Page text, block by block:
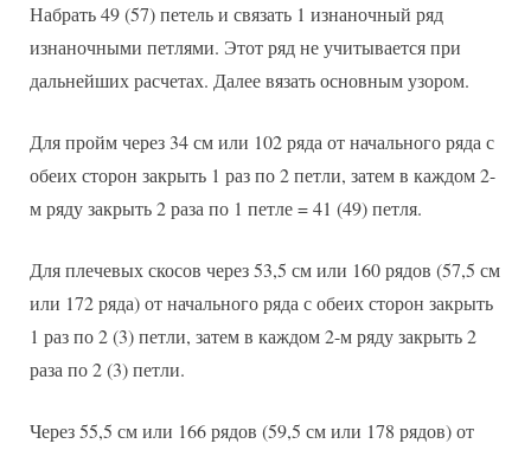
Набрать 49 (57) петель и связать 1 изнаночный ряд
изнаночными петлями. Этот ряд не учитывается при
дальнейших расчетах. Далее вязать основным узором.
Для пройм через 34 см или 102 ряда от начального ряда с
обеих сторон закрыть 1 раз по 2 петли, затем в каждом 2-
м ряду закрыть 2 раза по 1 петле = 41 (49) петля.
Для плечевых скосов через 53,5 см или 160 рядов (57,5 см
или 172 ряда) от начального ряда с обеих сторон закрыть
1 раз по 2 (3) петли, затем в каждом 2-м ряду закрыть 2
раза по 2 (3) петли.
Через 55,5 см или 166 рядов (59,5 см или 178 рядов) от